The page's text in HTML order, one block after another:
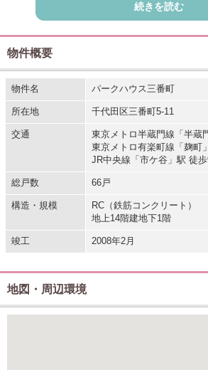
り、防犯センサー付き窓・24時間有人管理
な生活をサポート。フロントサービスもあ
京メトロ半蔵門線半蔵門駅徒歩3分という立
続きを読む
物件概要
物件名 パークハウス三番町
所在地 千代田区三番町5-11
交通
東京メトロ半蔵門線「半蔵
東京メトロ有楽町線「麹町
JR中央線「市ケ谷」駅 徒
総戸数 66戸
構造・規模
RC（鉄筋コンクリート）
地上14階建地下1階
竣工 2008年2月
地図・周辺環境